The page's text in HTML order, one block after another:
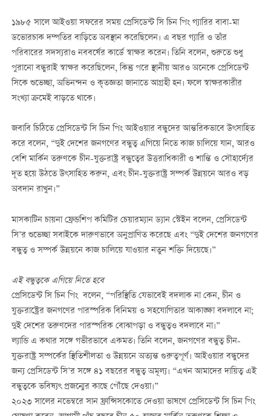
১৯৮৫ সালে আইওয়া সফরের সময় প্রেসিডেন্ট সি চিন পিং গ্যারির বাবা-মা
ডভোরচাক দম্পতির বাড়িতে অবস্থান করেছিলেন। এ বছর গ্যারি ও তাঁর
পরিবারের সদস্যরাও নববর্ষের কার্ডে স্বাক্ষর করেন। তিনি বলেন, শুরুতে শুধু
পুরানো বন্ধুরাই স্বাক্ষর করেছিলেন, কিন্তু পরে স্থানীয় আরও অনেকে প্রেসিডেন্ট
সিকে শুভেচ্ছা, অভিনন্দন ও কৃতজ্ঞতা জানাতে আগ্রহী হন। ফলে স্বাক্ষরকারীর
সংখ্যা ক্রমেই বাড়তে থাকে।
জবাবি চিঠিতে প্রেসিডেন্ট সি চিন পিং আইওয়ার বন্ধুদের আন্তরিকভাবে উৎসাহিত
করে বলেন, “দুই দেশের জনগণের বন্ধুত্ব এগিয়ে নিতে কাজ চালিয়ে যান, আরও
বেশি মার্কিন তরুণকে চীন-যুক্তরাষ্ট্র বন্ধুত্বের উত্তরাধিকারী ও শান্তি ও সৌহার্দ্যের
দূত হয়ে উঠতে উৎসাহিত করুন, এবং চীন-যুক্তরাষ্ট্র সম্পর্ক উন্নয়নে আরও বড়
অবদান রাখুন।”
মাসকাটিন চায়না ফ্রেন্ডশিপ কমিটির চেয়ারম্যান ড্যান স্টেইন বলেন, প্রেসিডেন্ট
সি’র শুভেচ্ছা সবাইকে দারুণভাবে অনুপ্রাণিত করেছে এবং “দুই দেশের জনগণের
বন্ধুত্ব ও সম্পর্ক উন্নয়নে কাজ চালিয়ে যাওয়ার নতুন শক্তি দিয়েছে।”
এই বন্ধুত্বকে এগিয়ে নিতে হবে
প্রেসিডেন্ট সি চিন পিং বলেন, “পরিস্থিতি যেভাবেই বদলাক না কেন, চীন ও
যুক্তরাষ্ট্রের জনগণের পারস্পরিক বিনিময় ও সহযোগিতার আকাঙ্ক্ষা বদলাবে না;
দুই দেশের তরুণদের পারস্পরিক বোঝাপড়া ও বন্ধুত্বও বদলাবে না।”
ল্যান্ডি এ কথার সঙ্গে গভীরভাবে একমত। তিনি বলেন, জনগণের বন্ধুত্ব চীন-
যুক্তরাষ্ট্র সম্পর্কের স্থিতিশীলতা ও উন্নয়নে অত্যন্ত গুরুত্বপূর্ণ। আইওয়ার বন্ধুদের
জন্য প্রেসিডেন্ট সি’র সঙ্গে ৪১ বছরের বন্ধুত্ব অমূল্য। “এখন আমাদের দায়িত্ব এই
বন্ধুত্বকে ভবিষ্যৎ প্রজন্মের কাছে পৌঁছে দেওয়া।”
২০২৩ সালের নভেম্বরে সান ফ্রান্সিসকোতে দেওয়া ভাষণে প্রেসিডেন্ট সি চিন পিং